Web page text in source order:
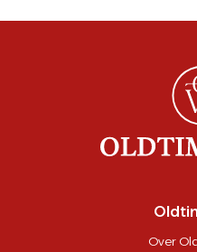
Over